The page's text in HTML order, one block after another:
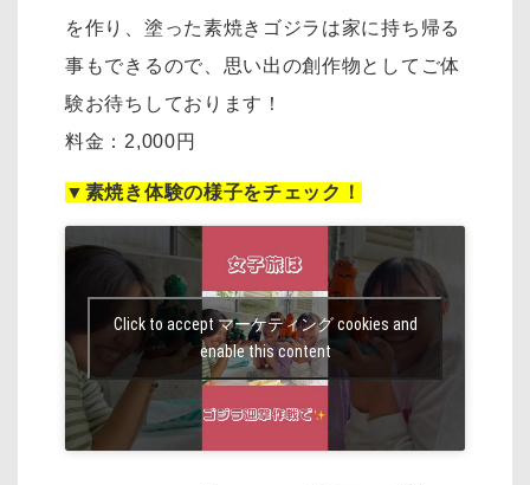
を作り、塗った素焼きゴジラは家に持ち帰る
事もできるので、思い出の創作物としてご体
験お待ちしております！
料金：2,000円
▼素焼き体験の様子をチェック！
Click to accept マーケティング cookies and
enable this content